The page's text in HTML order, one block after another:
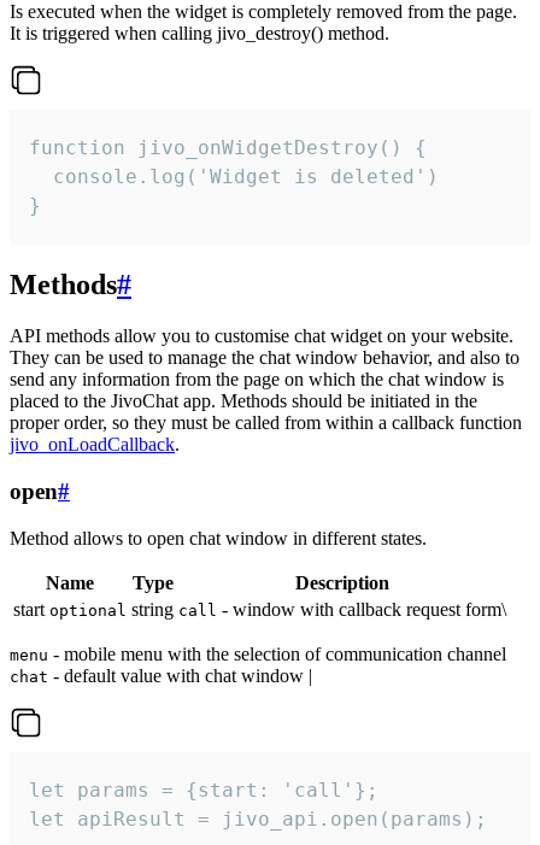
Is executed when the widget is completely removed from the page.
It is triggered when calling jivo_destroy() method.
function jivo_onWidgetDestroy() {
  console.log('Widget is deleted')
}
Methods#
API methods allow you to customise chat widget on your website.
They can be used to manage the chat window behavior, and also to
send any information from the page on which the chat window is
placed to the JivoChat app. Methods should be initiated in the
proper order, so they must be called from within a callback function
jivo_onLoadCallback.
open#
Method allows to open chat window in different states.
Name Type
Description
start optional string call - window with callback request form\
menu - mobile menu with the selection of communication channel
chat - default value with chat window |
let params = {start: 'call'};
let apiResult = jivo_api.open(params);